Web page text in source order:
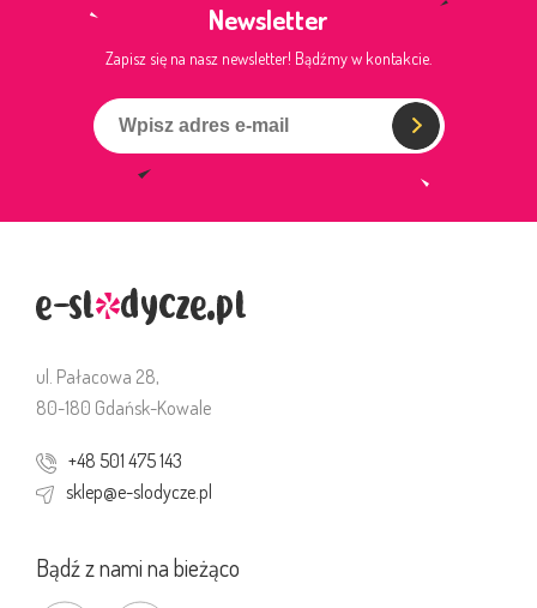
Newsletter
Zapisz się na nasz newsletter! Bądźmy w kontakcie.
ul. Pałacowa 28,
80-180 Gdańsk-Kowale
+48 501 475 143
sklep@e-slodycze.pl
Bądź z nami na bieżąco